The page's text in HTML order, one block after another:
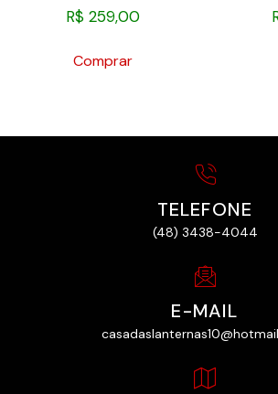
R$259,00
Comprar
TELEFONE
(48) 3438-4044
E-MAIL